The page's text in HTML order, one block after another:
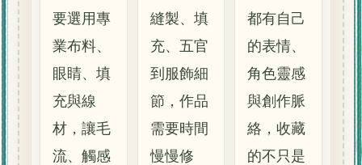
要選用專
業布料、
眼睛、填
充與線
材，讓毛
流、觸感
縫製、填
充、五官
到服飾細
節，作品
需要時間
慢慢修
都有自己
的表情、
角色靈感
與創作脈
絡，收藏
的不只是